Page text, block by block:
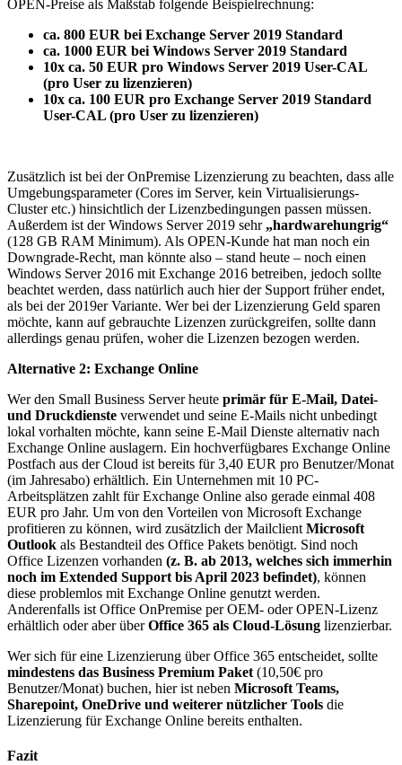
OPEN-Preise als Maßstab folgende Beispielrechnung:
ca. 800 EUR bei Exchange Server 2019 Standard
ca. 1000 EUR bei Windows Server 2019 Standard
10x ca. 50 EUR pro Windows Server 2019 User-CAL
(pro User zu lizenzieren)
10x ca. 100 EUR pro Exchange Server 2019 Standard
User-CAL (pro User zu lizenzieren)
Zusätzlich ist bei der OnPremise Lizenzierung zu beachten, dass alle
Umgebungsparameter (Cores im Server, kein Virtualisierungs-
Cluster etc.) hinsichtlich der Lizenzbedingungen passen müssen.
Außerdem ist der Windows Server 2019 sehr „hardwarehungrig“
(128 GB RAM Minimum). Als OPEN-Kunde hat man noch ein
Downgrade-Recht, man könnte also – stand heute – noch einen
Windows Server 2016 mit Exchange 2016 betreiben, jedoch sollte
beachtet werden, dass natürlich auch hier der Support früher endet,
als bei der 2019er Variante. Wer bei der Lizenzierung Geld sparen
möchte, kann auf gebrauchte Lizenzen zurückgreifen, sollte dann
allerdings genau prüfen, woher die Lizenzen bezogen werden.
Alternative 2: Exchange Online
Wer den Small Business Server heute primär für E-Mail, Datei-
und Druckdienste verwendet und seine E-Mails nicht unbedingt
lokal vorhalten möchte, kann seine E-Mail Dienste alternativ nach
Exchange Online auslagern. Ein hochverfügbares Exchange Online
Postfach aus der Cloud ist bereits für 3,40 EUR pro Benutzer/Monat
(im Jahresabo) erhältlich. Ein Unternehmen mit 10 PC-
Arbeitsplätzen zahlt für Exchange Online also gerade einmal 408
EUR pro Jahr. Um von den Vorteilen von Microsoft Exchange
profitieren zu können, wird zusätzlich der Mailclient Microsoft
Outlook als Bestandteil des Office Pakets benötigt. Sind noch
Office Lizenzen vorhanden (z. B. ab 2013, welches sich immerhin
noch im Extended Support bis April 2023 befindet), können
diese problemlos mit Exchange Online genutzt werden.
Anderenfalls ist Office OnPremise per OEM- oder OPEN-Lizenz
erhältlich oder aber überOffice 365 als Cloud-Lösung lizenzierbar.
Wer sich für eine Lizenzierung über Office 365 entscheidet, sollte
mindestens das Business Premium Paket (10,50€ pro
Benutzer/Monat) buchen, hier ist neben Microsoft Teams,
Sharepoint, OneDrive und weiterer nützlicher Tools die
Lizenzierung für Exchange Online bereits enthalten.
Fazit